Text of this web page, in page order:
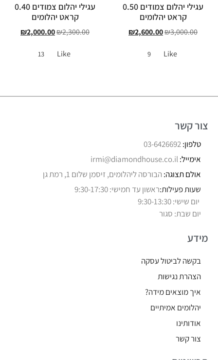
עגילי יהלום צמודים 0.50
קראט יהלומים
₪3,000.00
₪2,600.00
Like
9
עגילי יהלום צמודים 0.40
קראט יהלומים
₪2,300.00
₪2,000.00
Like
13
צור קשר
טלפון:03-6426692
אימייל:irmi@diamondhouse.co.il
אולם תצוגה: הבורסה ליהלומים, זיסמן שלום 1, רמת גן
שעות פעילות:ראשון עד חמישי: 9:30-17:30
יום שישי: 9:30-13:30
יום שבת: סגור
מידע
בקשה לביטול עסקה
הצהרת נגישות
איך מוצאים מידה?
יהלומים אמיתיים
אודותינו
צור קשר